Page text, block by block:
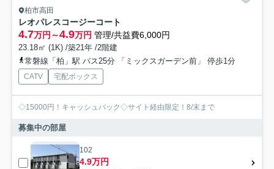
柏市高田
レオパレスコージーコート
4.7万円～4.9万円 管理/共益費6,000円
23.18㎡ (1K) /築21年 /2階建
常磐線「柏」駅 バス25分 「ミックスガーデン前」 停歩1分
CATV 宅配ボックス
◇15000円！キャッシュバック◇サイト経由限定！8/末まで
募集中の部屋
102
4.9万円